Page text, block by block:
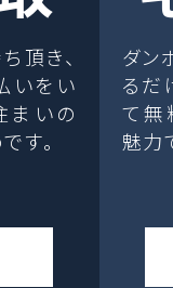
頂き、
いをい
まいの
す。
ダン
るだ
て無
魅力